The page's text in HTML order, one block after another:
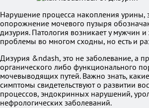
Нарушение процесса накопления урины,
опорожнение мочевого пузыря
дизурия. Патология возникает у мужчин
проблемы во многом сходны, но есть и
Дизурия &ndash, это не заболевание, а
органического либо функционального
мочевыводящих путей. Важно знать,
симптомы свидетельствуют о развитии
процессов, эндокринных нарушений,
нефрологических заболеваний.